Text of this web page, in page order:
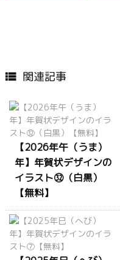
 関連記事
【2026年午（うま）
年】年賀状デザインの
イラスト㉜（白黒）
【無料】